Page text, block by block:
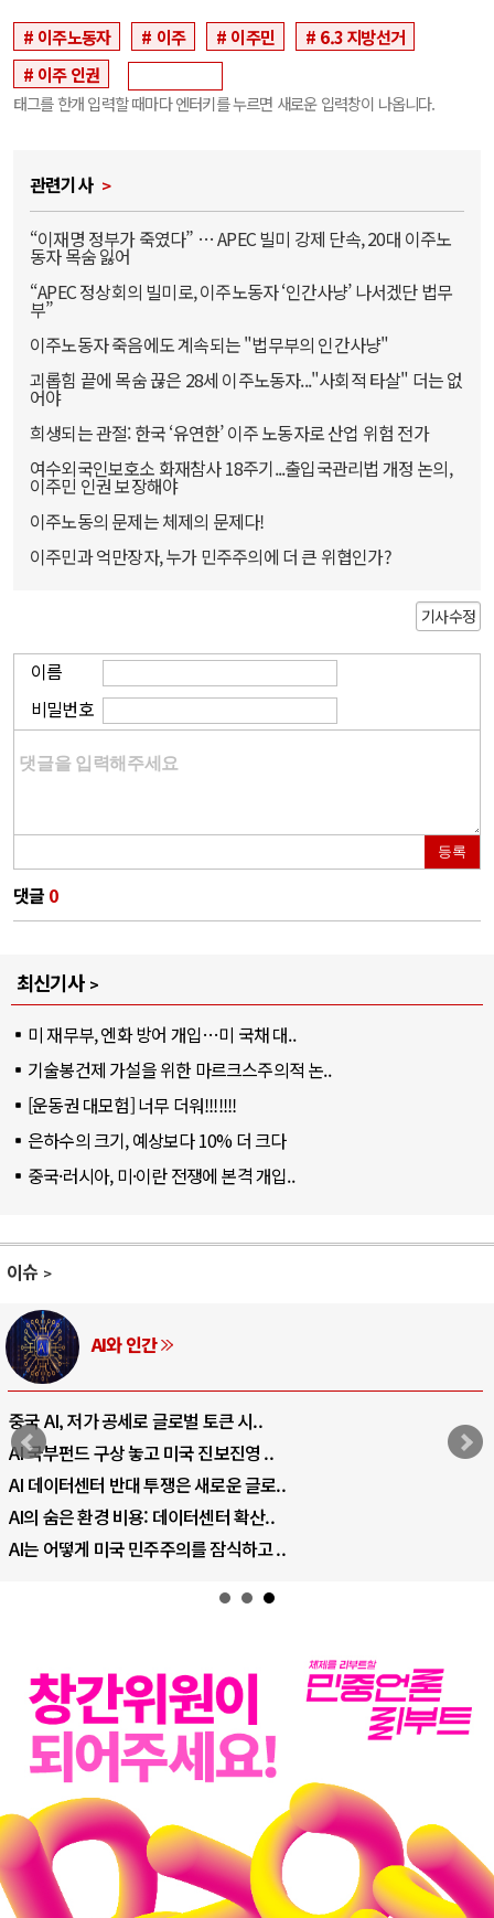
이주노동자 이주 이주민
6.3 지방선거
이주 인권
태그를 한개 입력할 때마다 엔터키를 누르면 새로운 입력창이 나옵니다.
관련기사
“이재명 정부가 죽였다” … APEC 빌미 강제 단속, 20대 이주노
동자 목숨 잃어
“APEC 정상회의 빌미로, 이주노동자 ‘인간사냥’ 나서겠단 법무
부”
이주노동자 죽음에도 계속되는 "법무부의 인간사냥"
괴롭힘 끝에 목숨 끊은 28세 이주노동자..."사회적 타살" 더는 없
어야
희생되는 관절: 한국 ‘유연한’ 이주 노동자로 산업 위험 전가
여수외국인보호소 화재참사 18주기...출입국관리법 개정 논의,
이주민 인권 보장해야
이주노동의 문제는 체제의 문제다!
이주민과 억만장자, 누가 민주주의에 더 큰 위협인가?
기사수정
이름
비밀번호
등록
댓글 0
최신기사
미 재무부, 엔화 방어 개입…미 국채 대..
기술봉건제 가설을 위한 마르크스주의적 논..
[운동권 대모험] 너무 더워!!!!!!!
은하수의 크기, 예상보다 10% 더 크다
중국·러시아, 미·이란 전쟁에 본격 개입..
이슈
..
로..
..
..
전쟁의 추상화: 우크라이나, 대리전
EU·우크라이나 드론 협력 직후, 러
나토, 우크라 군사지원 2027년까지
우크라이나, 덴마크, 에스토니아,
러·우크라, 대규모 공습 주고받아…